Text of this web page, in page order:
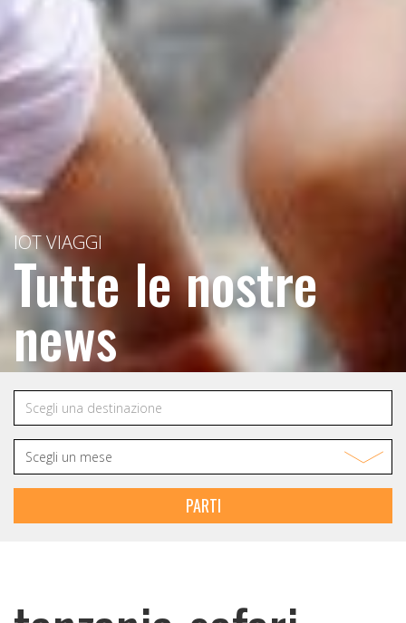
IOT VIAGGI
Tutte le nostre
news
PARTI